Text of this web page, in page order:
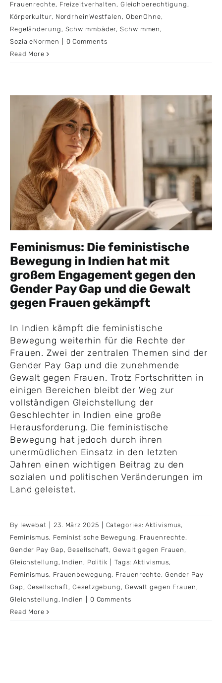
Frauenrechte, Freizeitverhalten , Gleichberechtigung ,
Körperkultur, NordrheinWestfalen , ObenOhne,
Regeländerung , Schwimmbäder,Schwimmen ,
SozialeNormen
0 Comments
Read More
Feminismus: Die feministische
Bewegung in Indien hat mit
großem Engagement gegen den
Gender Pay Gap und die Gewalt
gegen Frauen gekämpft
In Indien kämpft die feministische
Bewegung weiterhin für die Rechte der
Frauen. Zwei der zentralen Themen sind der
Gender Pay Gap und die zunehmende
Gewalt gegen Frauen. Trotz Fortschritten in
einigen Bereichen bleibt der Weg zur
vollständigen Gleichstellung der
Geschlechter in Indien eine große
Herausforderung. Die feministische
Bewegung hat jedoch durch ihren
unermüdlichen Einsatz in den letzten
Jahren einen wichtigen Beitrag zu den
sozialen und politischen Veränderungen im
Land geleistet.
By lewebat 23. März 2025 Categories:Aktivismus,
Feminismus, Feministische Bewegung , Frauenrechte,
Gender Pay Gap ,Gesellschaft,Gewalt gegen Frauen ,
Gleichstellung , Indien , Politik Tags:Aktivismus,
Feminismus, Frauenbewegung, Frauenrechte, Gender Pay
Gap , Gesellschaft,Gesetzgebung , Gewalt gegen Frauen ,
Gleichstellung , Indien
0 Comments
Read More